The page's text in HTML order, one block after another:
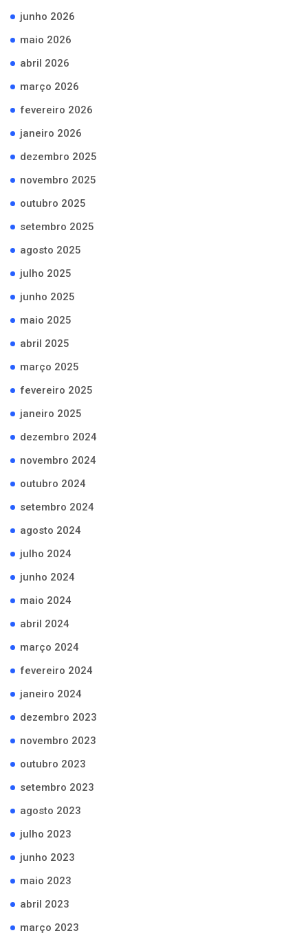
junho 2026
maio 2026
abril 2026
março 2026
fevereiro 2026
janeiro 2026
dezembro 2025
novembro 2025
outubro 2025
setembro 2025
agosto 2025
julho 2025
junho 2025
maio 2025
abril 2025
março 2025
fevereiro 2025
janeiro 2025
dezembro 2024
novembro 2024
outubro 2024
setembro 2024
agosto 2024
julho 2024
junho 2024
maio 2024
abril 2024
março 2024
fevereiro 2024
janeiro 2024
dezembro 2023
novembro 2023
outubro 2023
setembro 2023
agosto 2023
julho 2023
junho 2023
maio 2023
abril 2023
março 2023